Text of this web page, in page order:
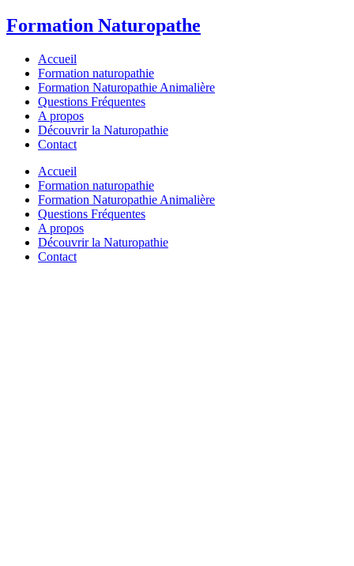
Formation Naturopathe
Accueil
Formation naturopathie
Formation Naturopathie Animalière
Questions Fréquentes
A propos
Découvrir la Naturopathie
Contact
Accueil
Formation naturopathie
Formation Naturopathie Animalière
Questions Fréquentes
A propos
Découvrir la Naturopathie
Contact